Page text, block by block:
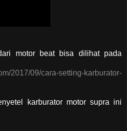
motor beat bisa dilihat pada
2017/09/cara-setting-karburator-
karburator motor supra ini